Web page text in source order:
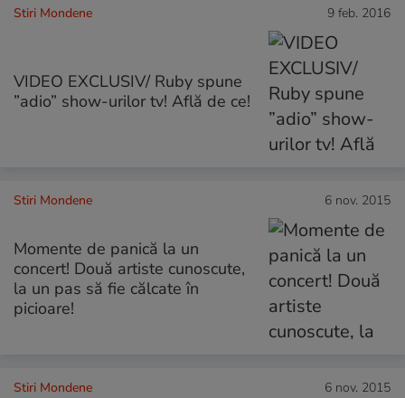
Stiri Mondene 9 feb. 2016
VIDEO EXCLUSIV/ Ruby spune
”adio” show-urilor tv! Află de ce!
Stiri Mondene 6 nov. 2015
Momente de panică la un
concert! Două artiste cunoscute,
la un pas să fie călcate în
picioare!
Stiri Mondene 6 nov. 2015